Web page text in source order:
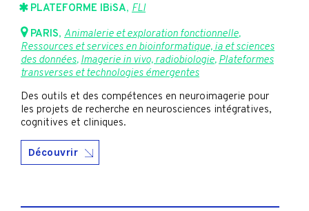
PLATEFORME IBiSA, FLI
PARIS, Animalerie et exploration fonctionnelle,
Ressources et services en bioinformatique, ia et sciences
des données, Imagerie in vivo, radiobiologie, Plateformes
transverses et technologies émergentes
Des outils et des compétences en neuroimagerie pour
les projets de recherche en neurosciences intégratives,
cognitives et cliniques.
Découvrir